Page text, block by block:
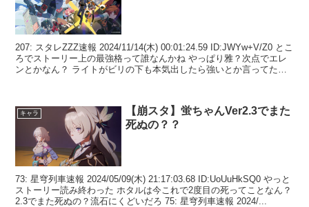
207: スタレZZZ速報 2024/11/14(木) 00:01:24.59 ID:JWYw+V/Z0 とこ
ろでストーリー上の最強格って誰なんかね やっぱり雅？次点でエレ
ンとかなん？ ライトがビリの下も本気出したら強いとか言ってたけ
キャラ
【崩スタ】蛍ちゃんVer2.3でまた
死ぬの？？
73: 星穹列車速報 2024/05/09(木) 21:17:03.68 ID:UoUuHkSQ0 やっと
ストーリー読み終わった ホタルは今これで2度目の死ってことなん？
2.3でまた死ぬの？流石にくどいだろ 75: 星穹列車速報 2024/...